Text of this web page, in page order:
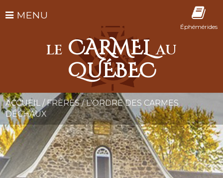
Éphémérides
MENU
LE CARMELAU
QUÉBEC
ACCUEIL /FRÈRES /L'ORDRE DES CARMES
DÉCHAUX